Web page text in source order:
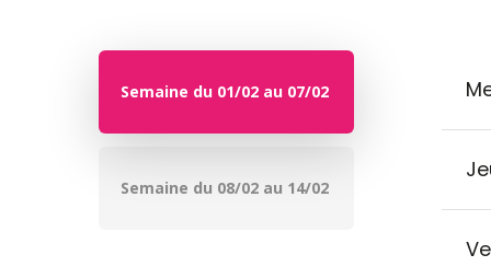
Semaine du 01/02 au 07/02
Semaine du 08/02 au 14/02